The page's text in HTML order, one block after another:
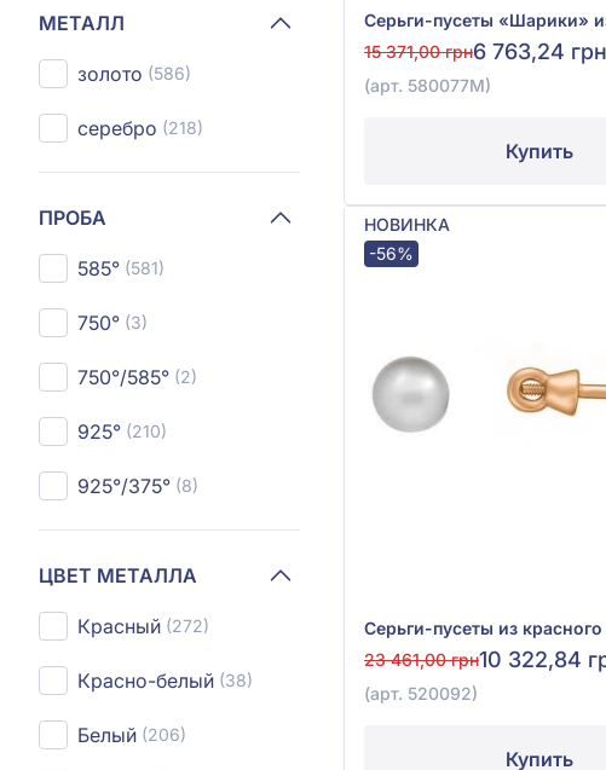
МЕТАЛЛ
золото (586)
серебро (218)
ПРОБА
585° (581)
750° (3)
750°/585° (2)
925° (210)
925°/375° (8)
ЦВЕТ МЕТАЛЛА
Красный (272)
Красно-белый (38)
Белый (206)
15 371,00 грн6 763,24 грн
(арт. 580077М)
Купить
НОВИНКА
-56%
23 461,00 грн10 322,84
(арт. 520092)
Купить